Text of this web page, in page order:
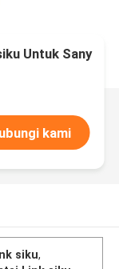
Untuk Sany
kami
siku,